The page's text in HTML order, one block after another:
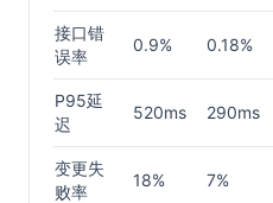
接口错
误率
0.9% 0.18%
P95延
迟
520ms 290ms
变更失
败率
18% 7%